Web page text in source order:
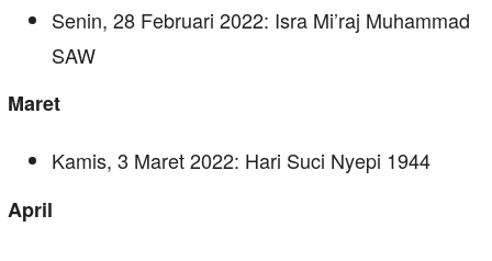
Senin, 28 Februari 2022: Isra Mi’raj Muhammad
SAW
Maret
Kamis, 3 Maret 2022: Hari Suci Nyepi 1944
April